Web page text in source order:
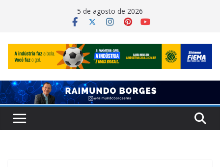
5 de agosto de 2026